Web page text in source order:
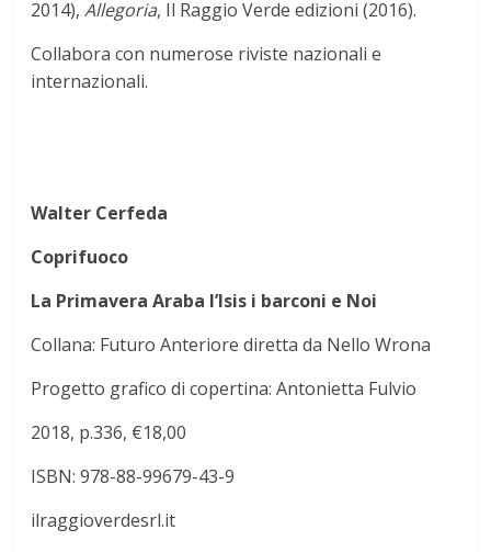
2014),Allegoria, Il Raggio Verde edizioni (2016).
Collabora con numerose riviste nazionali e
internazionali.
Walter Cerfeda
Coprifuoco
La Primavera Araba l’Isis i barconi e Noi
Collana: Futuro Anteriore diretta da Nello Wrona
Progetto grafico di copertina: Antonietta Fulvio
2018, p.336, €18,00
ISBN: 978-88-99679-43-9
ilraggioverdesrl.it